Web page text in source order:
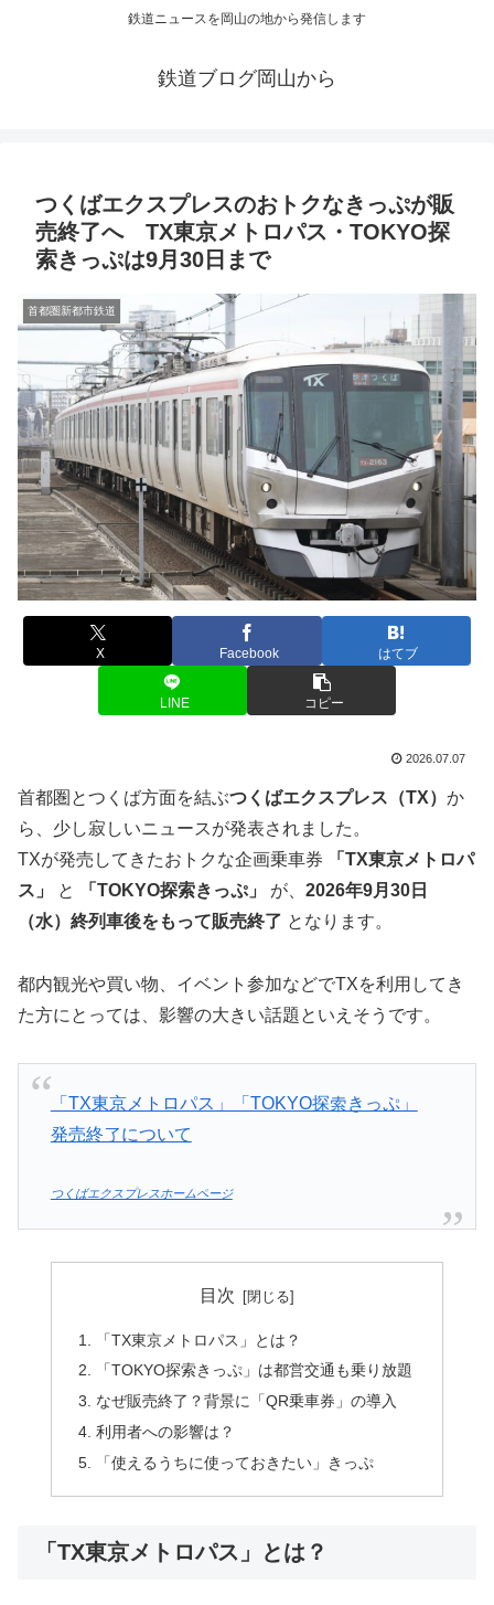
鉄道ニュースを岡山の地から発信します
鉄道ブログ岡山から
つくばエクスプレスのおトクなきっぷが販
売終了へ TX東京メトロパス・TOKYO探
索きっぷは9月30日まで
首都圏新都市鉄道
X Facebook はてブ
LINE コピー
2026.07.07
首都圏とつくば方面を結ぶつくばエクスプレス（TX） か
ら、少し寂しいニュースが発表されました。
TXが発売してきたおトクな企画乗車券
「TX東京メトロパ
ス」
と 「TOKYO探索きっぷ」 が、 2026年9月30日
（水）終列車後をもって販売終了 となります。
都内観光や買い物、イベント参加などでTXを利用してき
た方にとっては、影響の大きい話題といえそうです。
「TX東京メトロパス」「TOKYO探索きっぷ」
発売終了について
つくばエクスプレスホームページ
目次
「TX東京メトロパス」とは？
「TOKYO探索きっぷ」は都営交通も乗り放題
なぜ販売終了？背景に「QR乗車券」の導入
利用者への影響は？
「使えるうちに使っておきたい」きっぷ
「TX東京メトロパス」とは？